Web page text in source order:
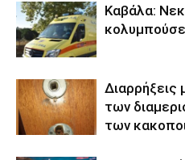
Καβάλα:
Διαρρήξεις
των
των